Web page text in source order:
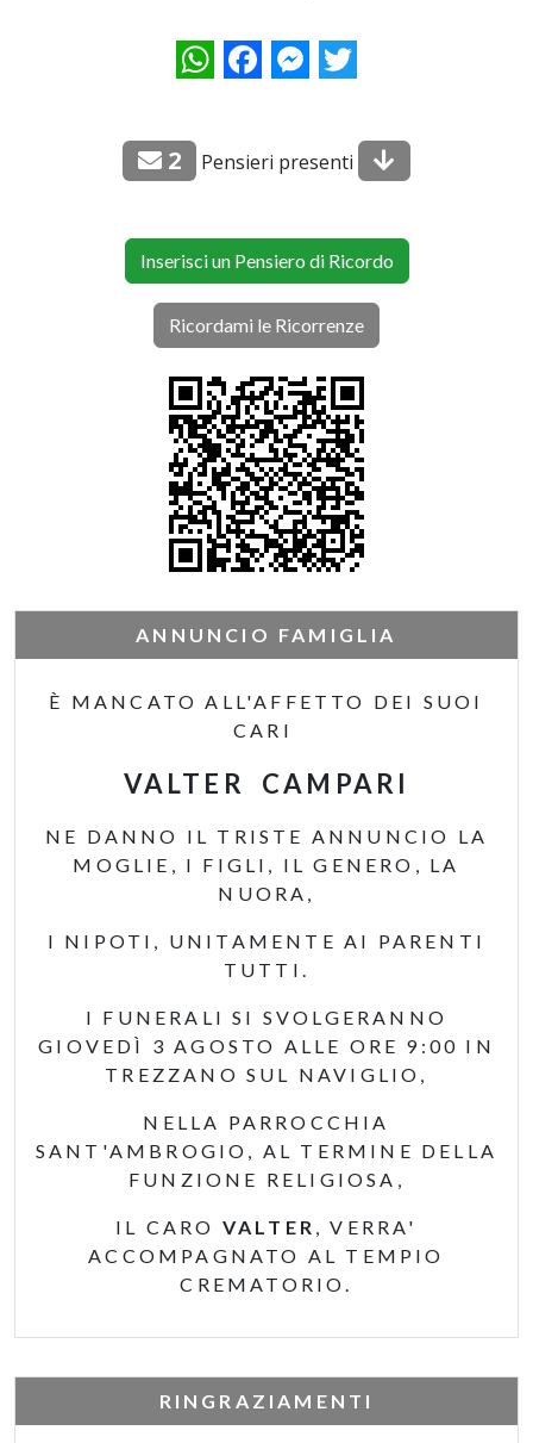
WhatsAppFacebookMessenger
Twitter
2 Pensieri presenti
Inserisci un Pensiero di Ricordo
Ricordami le Ricorrenze
ANNUNCIO FAMIGLIA
È MANCATO ALL'AFFETTO DEI SUOI
CARI
VALTER CAMPARI
NE DANNO IL TRISTE ANNUNCIO LA
MOGLIE, I FIGLI, IL GENERO, LA
NUORA,
I NIPOTI, UNITAMENTE AI PARENTI
TUTTI.
I FUNERALI SI SVOLGERANNO
GIOVEDÌ 3 AGOSTO ALLE ORE 9:00 IN
TREZZANO SUL NAVIGLIO,
NELLA PARROCCHIA
SANT'AMBROGIO, AL TERMINE DELLA
FUNZIONE RELIGIOSA,
IL CARO VALTER , VERRA'
ACCOMPAGNATO AL TEMPIO
CREMATORIO.
RINGRAZIAMENTI